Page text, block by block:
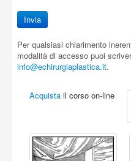
Per qualsiasi chiarimento
modalità di accesso puoi
info@echirurgiaplastica.it.
Acquista il corso on-line